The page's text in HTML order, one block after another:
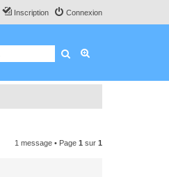
Connexion
Inscription
Rechercher
1 message • Page 1 sur 1